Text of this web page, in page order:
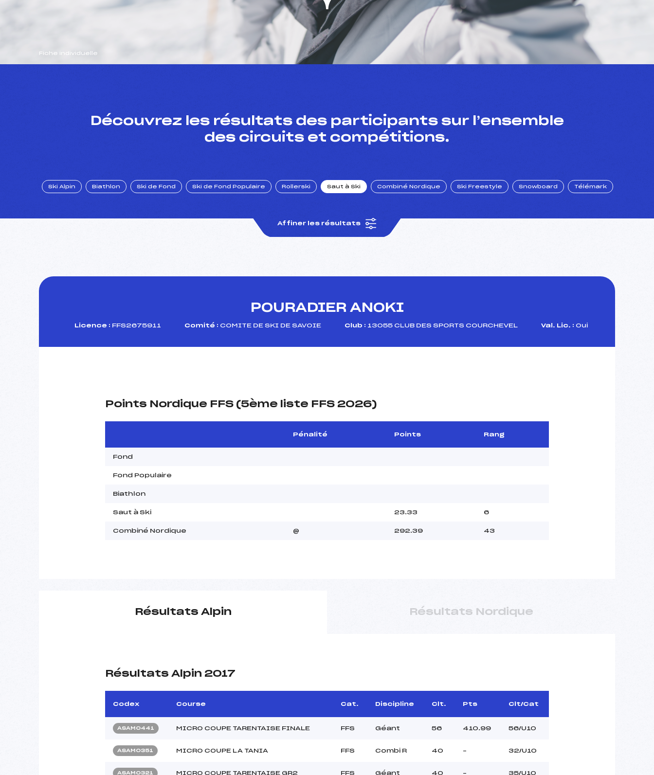
Fiche individuelle
Découvrez les résultats des participants sur l’ensemble
des circuits et compétitions.
Ski Alpin Biathlon Ski de Fond Ski de Fond Populaire Rollerski Saut à Ski Combiné Nordique Ski Freestyle Snowboard Télémark
Affiner les résultats
POURADIER ANOKI
Licence : FFS2675911 Comité : COMITE DE SKI DE SAVOIE Club : 13055 CLUB DES SPORTS COURCHEVEL Val. Lic. : Oui
Points Nordique FFS (5ème liste FFS 2026)
Pénalité Points Rang
Fond
Fond Populaire
Biathlon
Saut à Ski 23.33 6
Combiné Nordique @ 292.39 43
Résultats Alpin Résultats Nordique
Résultats Alpin 2017
Codex Course Cat. Discipline Clt. Pts Clt/Cat
ASAM0441 MICRO COUPE TARENTAISE FINALE FFS Géant 56 410.99 56/U10
ASAM0351 MICRO COUPE LA TANIA FFS Combi R 40 – 32/U10
ASAM0321 MICRO COUPE TARENTAISE GR2 FFS Géant 40 – 35/U10